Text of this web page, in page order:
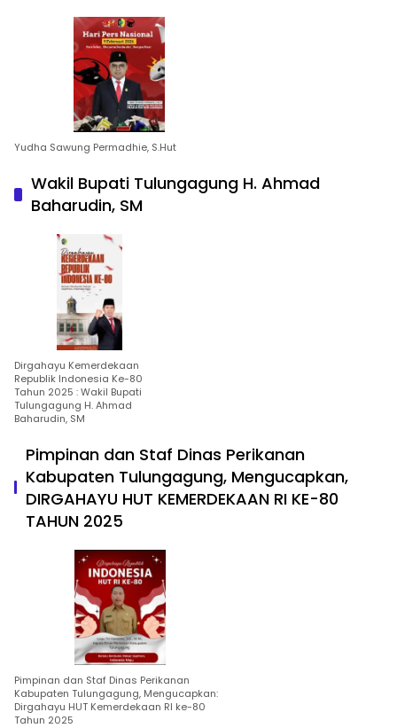
Yudha Sawung Permadhie, S.Hut
Wakil Bupati Tulungagung H. Ahmad
Baharudin, SM
Dirgahayu Kemerdekaan
Republik Indonesia Ke-80
Tahun 2025 : Wakil Bupati
Tulungagung H. Ahmad
Baharudin, SM
Pimpinan dan Staf Dinas Perikanan
Kabupaten Tulungagung, Mengucapkan,
DIRGAHAYU HUT KEMERDEKAAN RI KE-80
TAHUN 2025
Pimpinan dan Staf Dinas Perikanan
Kabupaten Tulungagung, Mengucapkan:
Dirgahayu HUT Kemerdekaan RI ke-80
Tahun 2025